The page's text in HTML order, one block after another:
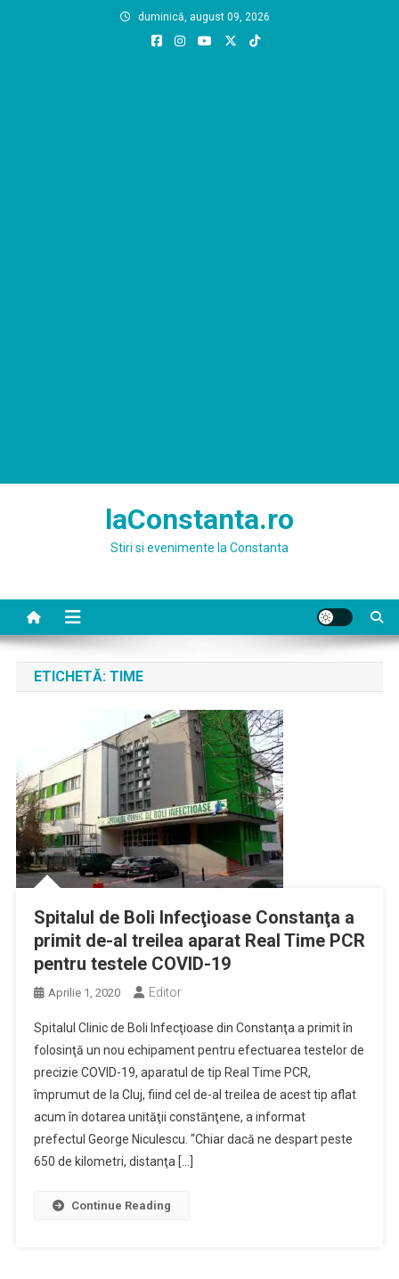
duminică, august 09, 2026
laConstanta.ro
Stiri si evenimente la Constanta
ETICHETĂ: TIME
Spitalul de Boli Infecţioase Constanţa a
primit de-al treilea aparat Real Time PCR
pentru testele COVID-19
Aprilie 1, 2020 Editor
Spitalul Clinic de Boli Infecţioase din Constanţa a primit în
folosinţă un nou echipament pentru efectuarea testelor de
precizie COVID-19, aparatul de tip Real Time PCR,
împrumut de la Cluj, fiind cel de-al treilea de acest tip aflat
acum în dotarea unităţii constănţene, a informat
prefectul George Niculescu. “Chiar dacă ne despart peste
650 de kilometri, distanţa […]
Continue Reading